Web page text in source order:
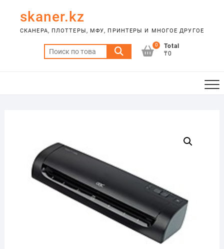
content
skaner.kz
СКАНЕРА, ПЛОТТЕРЫ, МФУ, ПРИНТЕРЫ И МНОГОЕ ДРУГОЕ
Искать:
0
Total
₸0